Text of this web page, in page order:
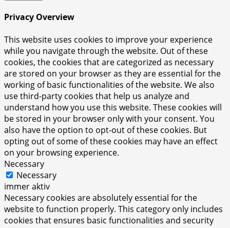
Privacy Overview
This website uses cookies to improve your experience
while you navigate through the website. Out of these
cookies, the cookies that are categorized as necessary
are stored on your browser as they are essential for the
working of basic functionalities of the website. We also
use third-party cookies that help us analyze and
understand how you use this website. These cookies will
be stored in your browser only with your consent. You
also have the option to opt-out of these cookies. But
opting out of some of these cookies may have an effect
on your browsing experience.
Necessary
Necessary
immer aktiv
Necessary cookies are absolutely essential for the
website to function properly. This category only includes
cookies that ensures basic functionalities and security